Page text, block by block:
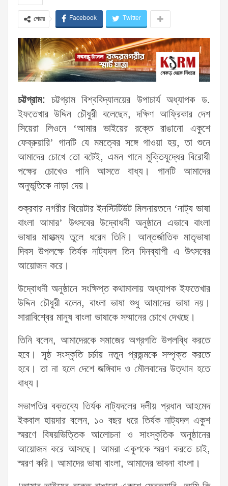
শেয়ার Facebook Twitter
চট্টগ্রাম: চট্টগ্রাম বিশ্ববিদ্যালয়ের উপাচার্য অধ্যাপক ড.
ইফতেখার উদ্দিন চৌধুরী বলেছেন, দক্ষিণ আফ্রিকার দেশ
সিয়েরা লিওনে ‘আমার ভাইয়ের রক্তে রাঙানো একুশে
ফেব্রুয়ারি’ গানটি যে মমত্বের সঙ্গে গাওয়া হয়, তা শুনে
আমাদের চোখে তো বটেই, এমন গানে মুক্তিযুদ্ধের বিরোধী
পক্ষের চোখেও পানি আসতে বাধ্য। গানটি আমাদের
অনুভূতিকে নাড়া দেয়।
শুক্রবার নগরীর থিয়েটার ইনস্টিটিউট মিলনায়তনে ‘নাট্য ভাষা
বাংলা আমার’ উৎসবের উদ্বোধনী অনুষ্ঠানে এভাবে বাংলা
ভাষার মাহাত্ম্য তুলে ধরেন তিনি। আন্তর্জাতিক মাতৃভাষা
দিবস উপলক্ষে তির্যক নাট্যদল তিন দিনব্যাপী এ উৎসবের
আয়োজন করে।
উদ্বোধনী অনুষ্ঠানে সংক্ষিপ্ত কথামালায় অধ্যাপক ইফতেখার
উদ্দিন চৌধুরী বলেন, বাংলা ভাষা শুধু আমাদের ভাষা নয়।
সারাবিশ্বের মানুষ বাংলা ভাষাকে সম্মানের চোখে দেখছে।
তিনি বলেন, আমাদেরকে সমাজের অগ্রগতি উপলব্ধি করতে
হবে। সুষ্ঠ সংস্কৃতি চর্চায় নতুন প্রজন্মকে সম্পৃক্ত করতে
হবে। তা না হলে দেশে জঙ্গিবাদ ও মৌলবাদের উত্থান হতে
বাধ্য।
সভাপতির বক্তব্যে তির্যক নাট্যদলের দলীয় প্রধান আহমেদ
ইকবাল হায়দার বলেন, ১০ বছর ধরে তির্যক নাট্যদল একুশ
স্মরণে বিষয়ভিত্তিক আলোচনা ও সাংস্কৃতিক অনুষ্ঠানের
আয়োজন করে আসছে। আমরা একুশকে স্মরণ করতে চাই,
স্মরণ করি। আমাদের ভাষা বাংলা, আমাদের ভাবনা বাংলা।